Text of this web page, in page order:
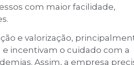
com maior facilidade,
e valorização,
incentivam o cuidado com a
Assim, a empresa